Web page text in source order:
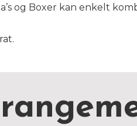
og Boxer kan enkelt